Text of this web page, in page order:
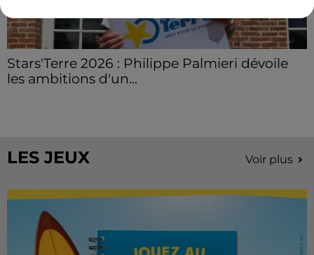
Stars'Terre 2026 : Philippe Palmieri dévoile
les ambitions d'un...
LES JEUX Voir plus